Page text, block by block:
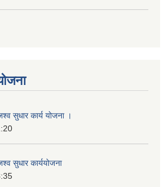
सुधार कार्य योजना ।
सुधार कार्ययोजना